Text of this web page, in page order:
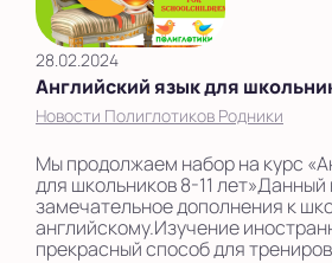
28.02.2024
Английский язык для
Новости Полиглотиков Родники
Мы продолжаем набор на курс
для школьников 8-11 лет»Данный
замечательное дополнения к
английскому.Изучение
прекрасный способ для